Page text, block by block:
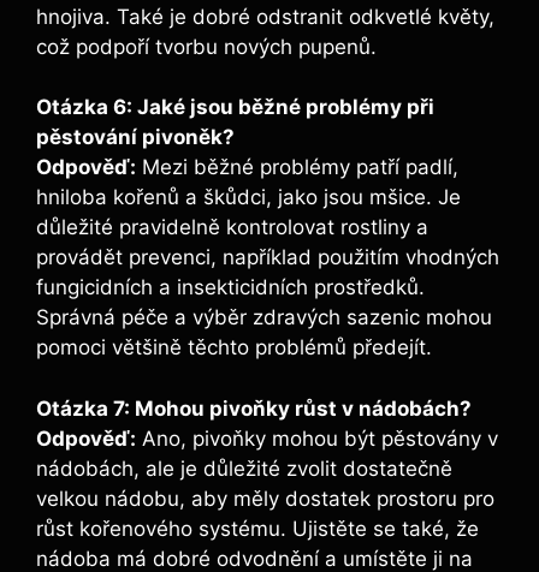
hnojiva. Také ⁤je dobré‍ odstranit ‌odkvetlé květy,
což podpoří tvorbu nových pupenů.
Otázka 6: Jaké jsou běžné​ problémy při
pěstování pivoněk?
Odpověď: Mezi běžné problémy patří padlí,
hniloba kořenů a škůdci, ​jako jsou mšice. Je
⁣důležité pravidelně kontrolovat rostliny a
provádět prevenci, například použitím vhodných
fungicidních a insekticidních prostředků.
Správná péče a výběr zdravých⁤ sazenic ⁣mohou
pomoci většině těchto problémů předejít.
Otázka 7: Mohou pivoňky růst v nádobách?
Odpověď: Ano, pivoňky mohou být pěstovány v
nádobách, ale je důležité zvolit ‍dostatečně
velkou nádobu, aby měly dostatek prostoru pro
růst kořenového systému. Ujistěte se také, že
‍nádoba má dobré odvodnění ⁢a umístěte ji⁣ na